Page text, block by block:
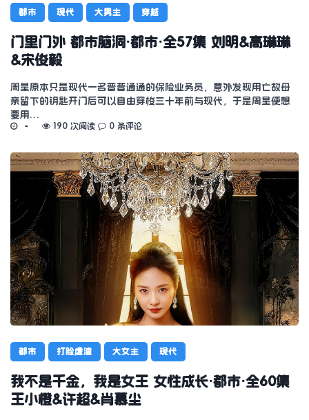
都市 现代 大男主 穿越
门里门外 都市脑洞·都市·全57集 刘明&高琳琳
&宋俊毅
周星原本只是现代一名普普通通的保险业务员，意外发现用亡故母
亲留下的钥匙开门后可以自由穿梭三十年前与现代，于是周星便想
要用…
190 次阅读 0 条评论
都市 打脸虐渣 大女主 现代
我不是千金，我是女王 女性成长·都市·全60集
王小橙&许超&肖慕尘